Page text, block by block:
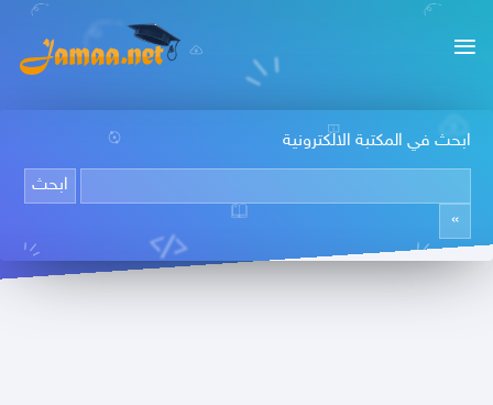
ابحث في المكتبة الالكترونية